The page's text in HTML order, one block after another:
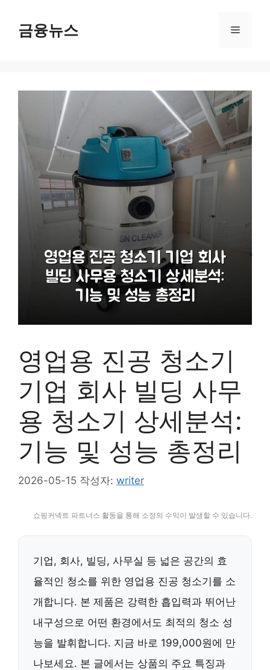
금융뉴스 메
영업용 진공 청소기
기업 회사 빌딩 사무
용 청소기 상세분석:
기능 및 성능 총정리
2026-05-15 작성자: writer
쇼핑커넥트 파트너스 활동을 통해 소정의 수익이 발생할 수 있습니다.
기업, 회사, 빌딩, 사무실 등 넓은 공간의 효
율적인 청소를 위한 영업용 진공 청소기를 소
개합니다. 본 제품은 강력한 흡입력과 뛰어난
내구성으로 어떤 환경에서도 최적의 청소 성
능을 발휘합니다. 지금 바로 199,000원에 만
나보세요. 본 글에서는 상품의 주요 특징과